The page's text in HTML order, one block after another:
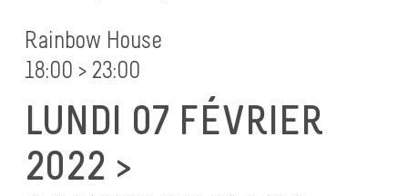
Rainbow House
18:00 > 23:00
LUNDI 07 FÉVRIER
2022 >